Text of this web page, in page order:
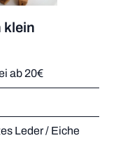
klein
ab 20€
Leder / Eiche